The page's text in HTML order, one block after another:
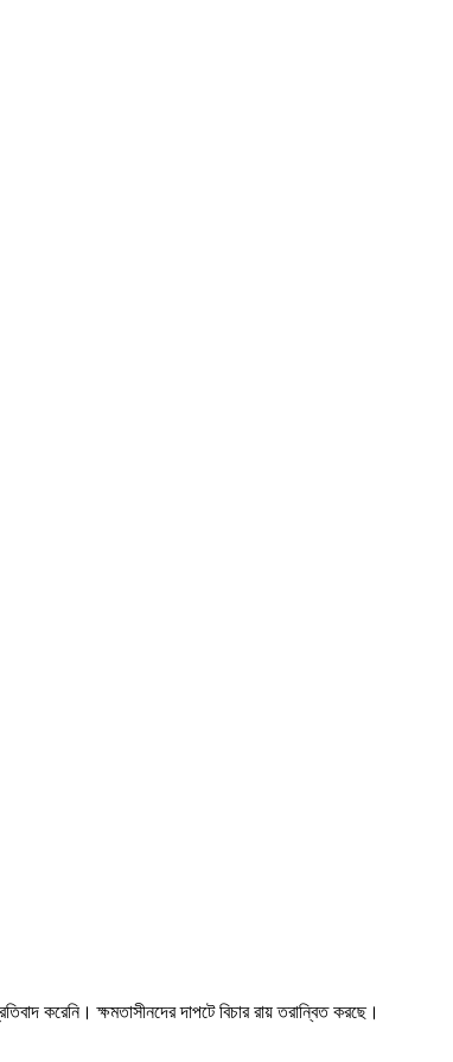
করেনি। ক্ষমতাসীনদের দাপটে বিচার রায় তরান্বিত করছে।